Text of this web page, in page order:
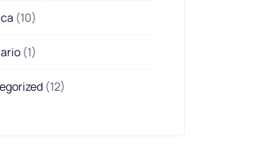
(10)
(1)
(12)